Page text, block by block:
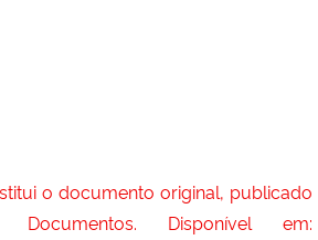
o documento original, publicado
Disponível em: